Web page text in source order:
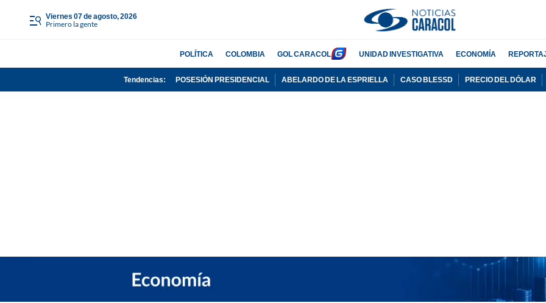
viernes 07 de agosto, 2026
Primero la gente
POLÍTICA COLOMBIA GOL CARACOL UNIDAD INVESTIGATIVA ECONOMÍA
Tendencias: POSESIÓN PRESIDENCIAL ABELARDO DE LA ESPRIELLA CASO BLESSD PRECIO DEL DÓLAR